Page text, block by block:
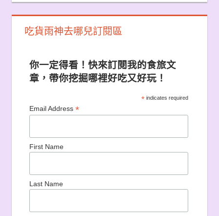
吃貨雨神去哪兒訂閱區
你一定得看！快來訂閱我的食旅文
章，帶你挖掘哪裡好吃又好玩！
*indicates required
Email Address *
First Name
Last Name